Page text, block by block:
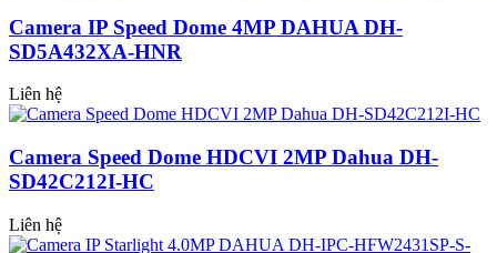
Camera IP Speed Dome 4MP DAHUA DH-
SD5A432XA-HNR
Liên hệ
Camera Speed Dome HDCVI 2MP Dahua DH-
SD42C212I-HC
Liên hệ